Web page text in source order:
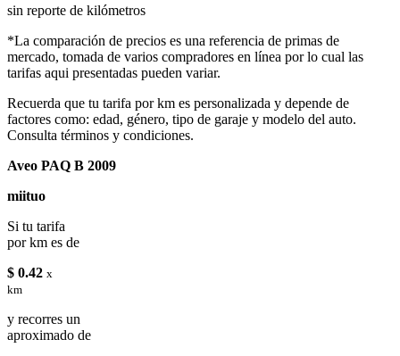
sin reporte de kilómetros
*La comparación de precios es una referencia de primas de
mercado, tomada de varios compradores en línea por lo cual las
tarifas aqui presentadas pueden variar.
Recuerda que tu tarifa por km es personalizada y depende de
factores como: edad, género, tipo de garaje y modelo del auto.
Consulta términos y condiciones.
Aveo PAQ B 2009
miituo
Si tu tarifa
por km es de
$ 0.42 x
km
y recorres un
aproximado de